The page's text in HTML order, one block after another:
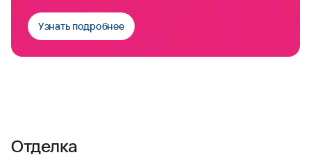
Узнать подробнее
Отделка